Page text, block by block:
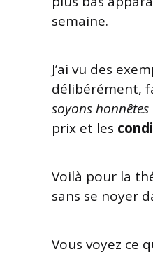
semaine.
J’ai vu des
délibérément,
soyons honnêtes
prix et les
Voilà pour la
sans se noyer
Vous voyez ce